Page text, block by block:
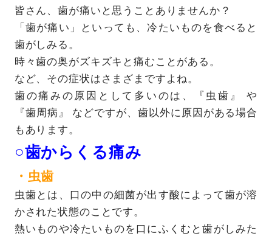
皆さん、歯が痛いと思うことありませんか？
「歯が痛い」といっても、冷たいものを食べると
歯がしみる。
時々歯の奥がズキズキと痛むことがある。
など、その症状はさまざまですよね。
歯の痛みの原因として多いのは、『虫歯』 や
『歯周病』 などですが、歯以外に原因がある場合
もあります。
○歯からくる痛み
・虫歯
虫歯とは、口の中の細菌が出す酸によって歯が溶
かされた状態のことです。
熱いものや冷たいものを口にふくむと歯がしみた